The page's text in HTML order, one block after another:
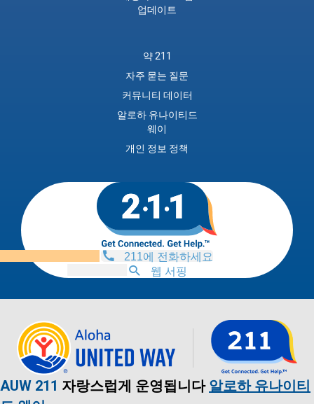
업데이트
약 211
자주 묻는 질문
커뮤니티 데이터
알로하 유나이티드
웨이
개인 정보 정책
211에 전화하세요
웹 서핑
AUW 211 자랑스럽게 운영됩니다 알로하 유나이티